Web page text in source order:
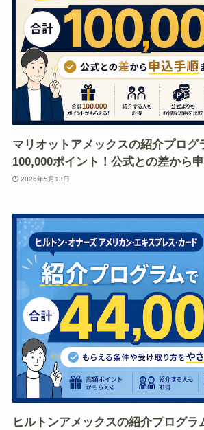
マリオットアメックスの紹介プログ
100,000ポイント！公式との差から
2026年5月13日
ヒルトンアメックスの紹介プログラ